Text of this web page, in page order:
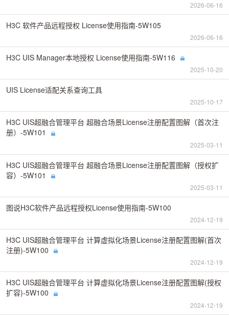
2026-06-16
H3C 软件产品远程授权 License使用指南-5W105
2026-06-16
H3C UIS Manager本地授权 License使用指南-5W116
2025-10-20
UIS License适配关系查询工具
2025-10-17
H3C UIS超融合管理平台 超融合场景License注册配置图解（首次注
册）-5W101
2025-03-11
H3C UIS超融合管理平台 超融合场景License注册配置图解（授权扩
容）-5W101
2025-03-11
图说H3C软件产品远程授权License使用指南-5W100
2024-12-19
H3C UIS超融合管理平台 计算虚拟化场景License注册配置图解(首次
注册)-5W100
2024-12-19
H3C UIS超融合管理平台 计算虚拟化场景License注册配置图解(授权
扩容)-5W100
2024-12-19